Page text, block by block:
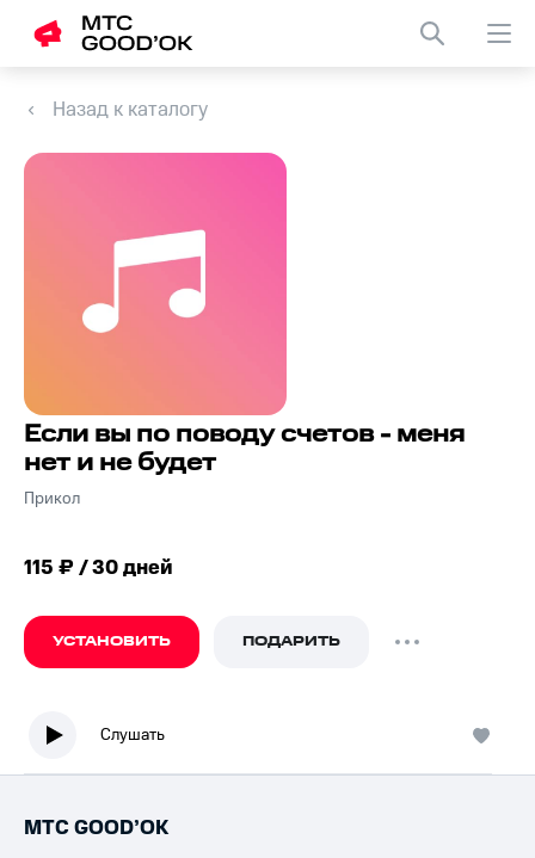
Назад к каталогу
Если вы по поводу счетов - меня
нет и не будет
Прикол
115 ₽ / 30 дней
УСТАНОВИТЬ ПОДАРИТЬ
Слушать
МТС GOOD’OK